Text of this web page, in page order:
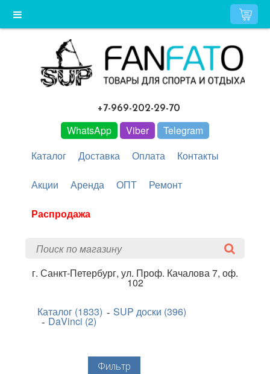
+7-969-202-29-70
WhatsApp Viber
Telegram
Каталог
Доставка Оплата Контакты
Акции Аренда ОПТ Ремонт
Распродажа
г. Санкт-Петербург, ул. Проф. Качалова 7, оф.
102
Каталог (1833) SUP доски (396)
DaVinci (2)
Фильтр